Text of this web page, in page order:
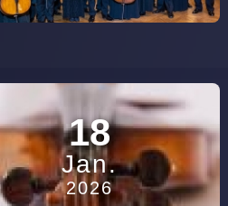
18
Jan.
2026